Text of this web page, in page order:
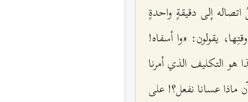
إلى دقيقةٍ واحدةٍ
يقولون: «وا أسفاه!
هو التكليف الذي أمرنا
ماذا عسانا نفعل؟! على